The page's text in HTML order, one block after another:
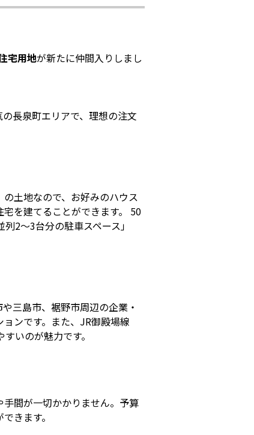
宅用地が新たに仲間入りしまし
長泉町エリアで、理想の注文
土地なので、お好みのハウス
を建てることができます。 50
2〜3台分の駐車スペース」
三島市、裾野市周辺の企業・
ンです。また、JR御殿場線
いのが魅力です。
間が一切かかりません。予算
きます。